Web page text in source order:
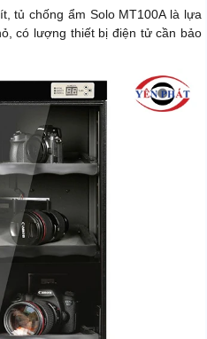
tủ chống ẩm Solo MT100A là lựa
có lượng thiết bị điện tử cần bảo